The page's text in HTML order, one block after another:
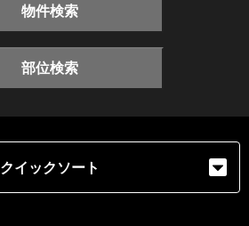
物件検索
部位検索
クイックソート